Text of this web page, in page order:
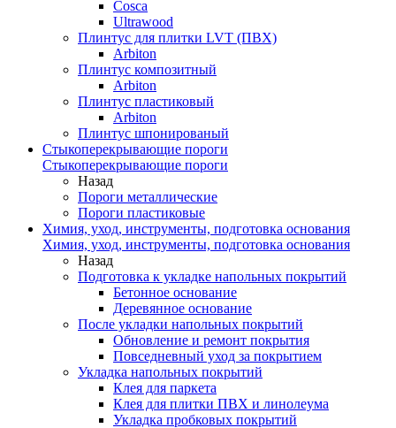
Cosca
Ultrawood
Плинтус для плитки LVT (ПВХ)
Arbiton
Плинтус композитный
Arbiton
Плинтус пластиковый
Arbiton
Плинтус шпонированый
Стыкоперекрывающие пороги
Стыкоперекрывающие пороги
Назад
Пороги металлические
Пороги пластиковые
Химия, уход, инструменты, подготовка основания
Химия, уход, инструменты, подготовка основания
Назад
Подготовка к укладке напольных покрытий
Бетонное основание
Деревянное основание
После укладки напольных покрытий
Обновление и ремонт покрытия
Повседневный уход за покрытием
Укладка напольных покрытий
Клея для паркета
Клея для плитки ПВХ и линолеума
Укладка пробковых покрытий